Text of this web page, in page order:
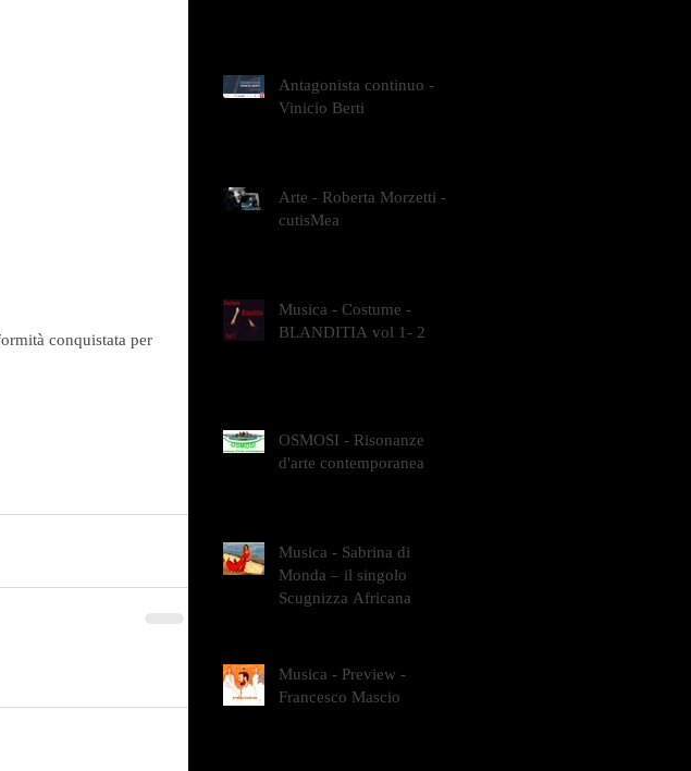
conquistata per
Antagonista continuo -
Vinicio Berti
Arte - Roberta Morzetti -
cutisMea
Musica - Costume -
BLANDITIA vol 1- 2
OSMOSI - Risonanze
d'arte contemporanea
Musica - Sabrina di
Monda – il singolo
Scugnizza Africana
Musica - Preview -
Francesco Mascio